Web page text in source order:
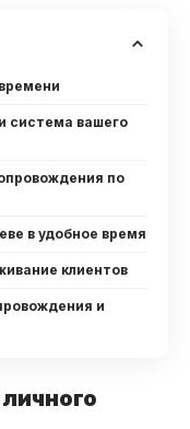
система вашего
по
в удобное время
клиентов
и